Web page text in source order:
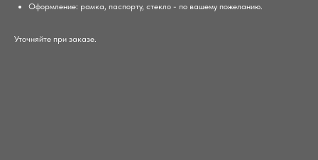
Оформление: рамка, паспорту, стекло - по вашему пожеланию.
Уточняйте при заказе.